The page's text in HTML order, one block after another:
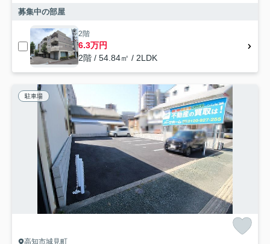
募集中の部屋
2階
6.3万円
2階 / 54.84㎡ / 2LDK
駐車場
高知市城見町